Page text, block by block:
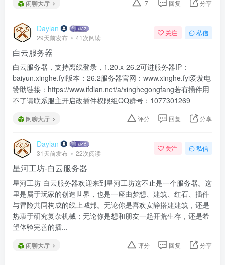
闲聊大厅 7 回复 分享
Daylan
29天前发布 41次阅读
关注 私信
白云服务器
白云服务器，支持离线登录，1.20.x-26.2可进服务器IP：
baiyun.xinghe.fyi版本：26.2服务器官网：www.xinghe.fyi爱发电
赞助链接：https://www.ifdian.net/a/xinghegongfang若有插件用
不了请联系服主开启改插件权限组QQ群号：1077301269
闲聊大厅 评分 回复 分享
Daylan
31天前发布 22次阅读
关注 私信
星河工坊-白云服务器
星河工坊-白云服务器欢迎来到星河工坊这不止是一个服务器。这
里是属于玩家的创造世界，也是一座由梦想、建筑、红石、插件
与冒险共同构成的线上城邦。无论你是喜欢安静搭建建筑，还是
热衷于研究复杂机械；无论你是想和朋友一起开荒生存，还是希
望体验完善的插...
闲聊大厅 评分 回复 分享